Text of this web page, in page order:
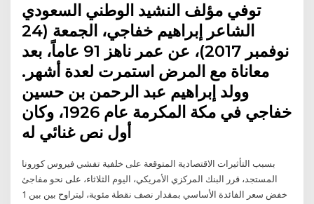
توفي مؤلف النشيد الوطني السعودي
الشاعر إبراهيم خفاجي، الجمعة (24
نوفمبر 2017)، عن عمر ناهز 91 عاماً، بعد
معاناة مع المرض استمرت لعدة أشهر.
وولد إبراهيم عبد الرحمن بن حسين
خفاجي في مكة المكرمة عام 1926، وكان
أول نص غنائي له
بسبب التأثيرات الاقتصادية المتوقعة على خلفية تفشي فيروس كورونا
المستجد، قرر البنك المركزي الأمريكي، اليوم الثلاثاء، على نحو مفاجئ
خفض سعر الفائدة الأساسي بمقدار نصف نقطة مئوية، ليتراوح بين بين 1